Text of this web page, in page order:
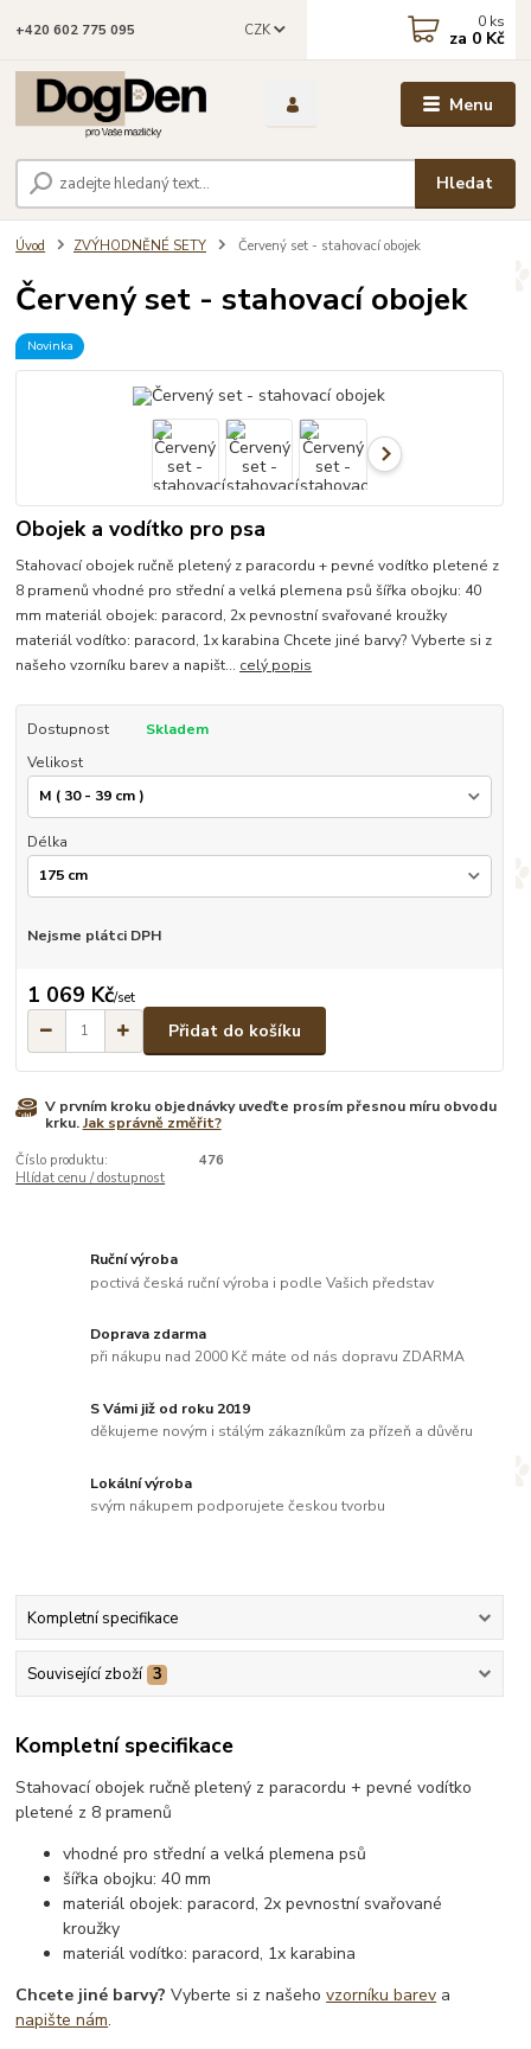
Menu
CZK
Hledat
+420 602 775 095 0 ks
za 0 Kč
Úvod ZVÝHODNĚNÉ SETY Červený set - stahovací obojek
Červený set - stahovací obojek
Novinka
Obojek a vodítko pro psa
Stahovací obojek ručně pletený z paracordu + pevné vodítko pletené z
8 pramenů vhodné pro střední a velká plemena psů šířka obojku: 40
mm materiál obojek: paracord, 2x pevnostní svařované kroužky
materiál vodítko: paracord, 1x karabina Chcete jiné barvy? Vyberte si z
našeho vzorníku barev a napišt... celý popis
Dostupnost
Skladem
Velikost
Délka
Nejsme plátci DPH
1 069 Kč/set
Přidat do košíku
V prvním kroku objednávky uveďte prosím přesnou míru obvodu
krku.Jak správně změřit?
Číslo produktu:
476
Hlídat cenu / dostupnost
Ruční výroba
poctivá česká ruční výroba i podle Vašich představ
Doprava zdarma
při nákupu nad 2000 Kč máte od nás dopravu ZDARMA
S Vámi již od roku 2019
děkujeme novým i stálým zákazníkům za přízeň a důvěru
Lokální výroba
svým nákupem podporujete českou tvorbu
Kompletní specifikace
Související zboží 3
Kompletní specifikace
Stahovací obojek ručně pletený z paracordu + pevné vodítko
pletené z 8 pramenů
vhodné pro střední a velká plemena psů
šířka obojku: 40 mm
materiál obojek: paracord, 2x pevnostní svařované
kroužky
materiál vodítko: paracord, 1x karabina
Chcete jiné barvy? Vyberte si z našehovzorníku barev a
napište nám.